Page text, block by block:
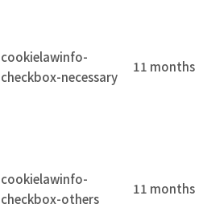
cookielawinfo-
checkbox-necessary
11 months
cookielawinfo-
checkbox-others
11 months